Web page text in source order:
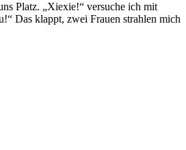
Platz. „Xiexie!“ versuche ich mit
Das klappt, zwei Frauen strahlen mich